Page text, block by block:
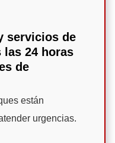
servicios de
24 horas
de
están
urgencias.